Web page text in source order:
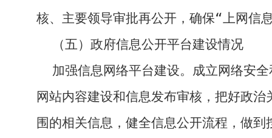
核、主要领导审批再公开，确保“上网信
（五）政府信息公开平台建设情况
加强信息网络平台建设。成立网络安
网站内容建设和信息发布审核，把好政
围的相关信息，健全信息公开流程，做